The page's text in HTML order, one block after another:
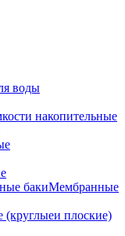
воды
накопительные
Мембранные